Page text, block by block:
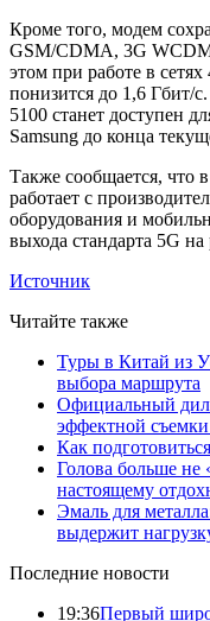
Кроме того, модем
GSM/CDMA, 3G
этом при работе в
понизится до 1,6 Гбит/
5100 станет доступен
Samsung до конца
Также сообщается, что
работает с
оборудования и
выхода стандарта 5G
Источник
Читайте также
Туры в Китай из
выбора маршрута
Официальный
эффектной съемки
Как
Голова больше не
настоящему
Эмаль для
выдержит
Последние новости
19:36Первый